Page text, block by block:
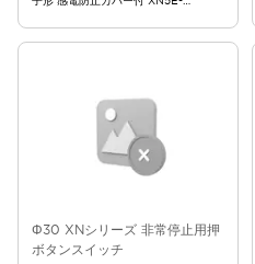
Φ30 XNシリーズ 非常停止用押
ボタンスイッチ